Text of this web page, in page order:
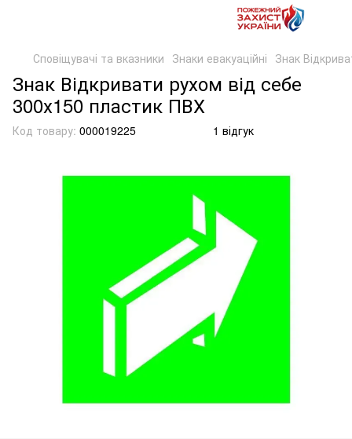
Сповіщувачі та вказники Знаки евакуаційні Знак
Знак Відкривати рухом від себе
300х150 пластик ПВХ
Код товару: 000019225 1 відгук